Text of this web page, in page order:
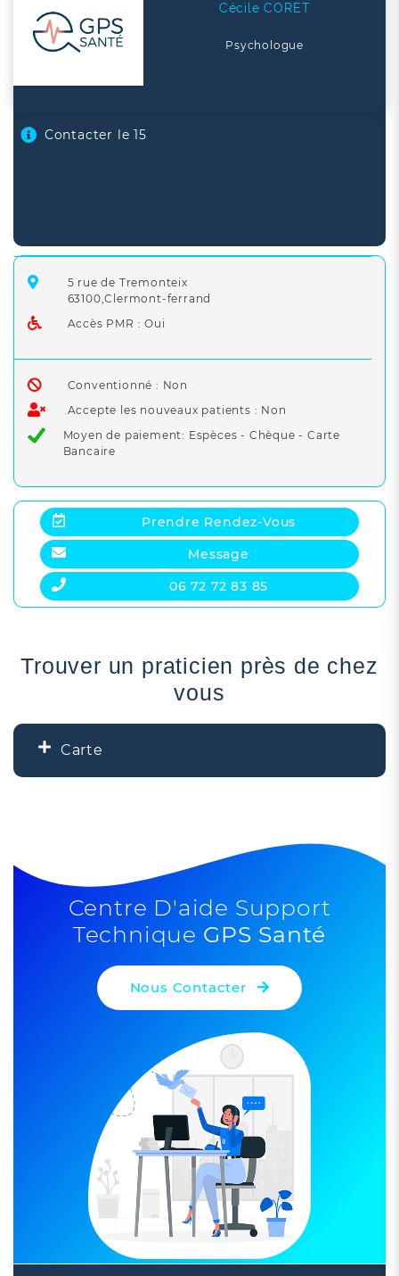
Cécile CORET
Psychologue
Contacter le 15
5 rue de Tremonteix
63100,Clermont-ferrand
Accès PMR : Oui
Conventionné : Non
Accepte les nouveaux patients : Non
Moyen de paiement: Espèces - Chèque - Carte
Bancaire
Prendre Rendez-Vous
Message
06 72 72 83 85
Trouver un praticien près de chez
vous
Carte
Leaflet| ©OpenStreetMap
Centre D'aide Support
Technique GPS Santé
Nous Contacter